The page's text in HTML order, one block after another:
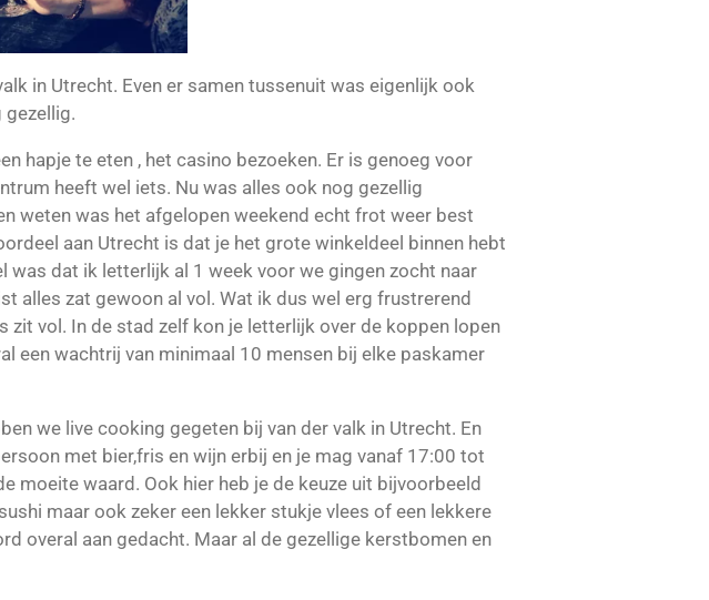
in Utrecht. Even er samen tussenuit was eigenlijk ook
gezellig.
hapje te eten , het casino bezoeken. Er is genoeg voor
heeft wel iets. Nu was alles ook nog gezellig
weten was het afgelopen weekend echt frot weer best
aan Utrecht is dat je het grote winkeldeel binnen hebt
was dat ik letterlijk al 1 week voor we gingen zocht naar
alles zat gewoon al vol. Wat ik dus wel erg frustrerend
zit vol. In de stad zelf kon je letterlijk over de koppen lopen
een wachtrij van minimaal 10 mensen bij elke paskamer
we live cooking gegeten bij van der valk in Utrecht. En
met bier,fris en wijn erbij en je mag vanaf 17:00 tot
moeite waard. Ook hier heb je de keuze uit bijvoorbeeld
maar ook zeker een lekker stukje vlees of een lekkere
overal aan gedacht. Maar al de gezellige kerstbomen en